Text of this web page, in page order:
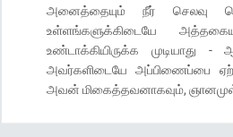
அனைத்தையும் நீர் செலவு
உள்ளங்களுக்கிடையே
உண்டாக்கியிருக்க
அவர்களிடையே அப்பிணைப்பை
அவன் மிகைத்தவனாகவும்,